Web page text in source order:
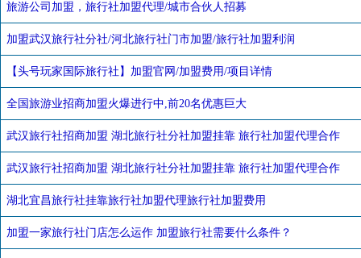
旅游公司加盟，旅行社加盟代理/城市合伙人招募
加盟武汉旅行社分社/河北旅行社门市加盟/旅行社加盟利润
【头号玩家国际旅行社】加盟官网/加盟费用/项目详情
全国旅游业招商加盟火爆进行中,前20名优惠巨大
武汉旅行社招商加盟 湖北旅行社分社加盟挂靠 旅行社加盟代理合作
武汉旅行社招商加盟 湖北旅行社分社加盟挂靠 旅行社加盟代理合作
湖北宜昌旅行社挂靠旅行社加盟代理旅行社加盟费用
加盟一家旅行社门店怎么运作 加盟旅行社需要什么条件？